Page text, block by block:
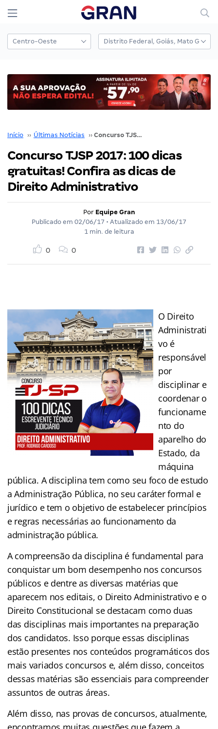
Início ›› Últimas Notícias ›› Concurso TJSP 2017: 100 dicas gratuitas! Confira as dicas de Direito Administrativo
Concurso TJSP 2017: 100 dicas
gratuitas! Confira as dicas de
Direito Administrativo
Por Equipe Gran
Publicado em 02/06/17 • Atualizado em 13/06/17
1 min. de leitura
0 0
O Direito
Administrati
vo é
responsável
por
disciplinar e
coordenar o
funcioname
nto do
aparelho do
Estado, da
máquina
pública. A disciplina tem como seu foco de estudo
a Administração Pública, no seu caráter formal e
jurídico e tem o objetivo de estabelecer princípios
e regras necessárias ao funcionamento da
administração pública.
A compreensão da disciplina é fundamental para
conquistar um bom desempenho nos concursos
públicos e dentre as diversas matérias que
aparecem nos editais, o Direito Administrativo e o
Direito Constitucional se destacam como duas
das disciplinas mais importantes na preparação
dos candidatos. Isso porque essas disciplinas
estão presentes nos conteúdos programáticos dos
mais variados concursos e, além disso, conceitos
dessas matérias são essenciais para compreender
assuntos de outras áreas.
Além disso, nas provas de concursos, atualmente,